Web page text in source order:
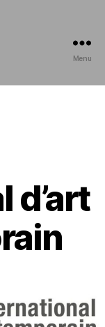
Menu
d’art